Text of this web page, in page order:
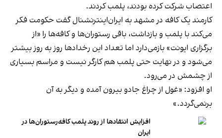
اعتصاب شرکت کرده بودند، پلمب کردند.
کارمند یک کافه در مشهد به ایران‌اینترنشنال گفت حکومت فکر
می‌کند با پلمب و بازداشت، باقی رستوران‌ها و کافه‌ها را «از
برگزاری ایونت» بازمی‌دارد اما تعداد این رخدادها روز به روز بیشتر
می‌شود و در نهایت حتی پلمب هم کارگر نیست و مراسم بسیاری
از چشمش در می‌رود.
او افزود: «غول از چراغ جادو بیرون آمده و دیگر به آن
برنمی‎‌گردد.»
افزایش انتقادها از روند پلمب کافه‌رستوران‌ها در
ایران